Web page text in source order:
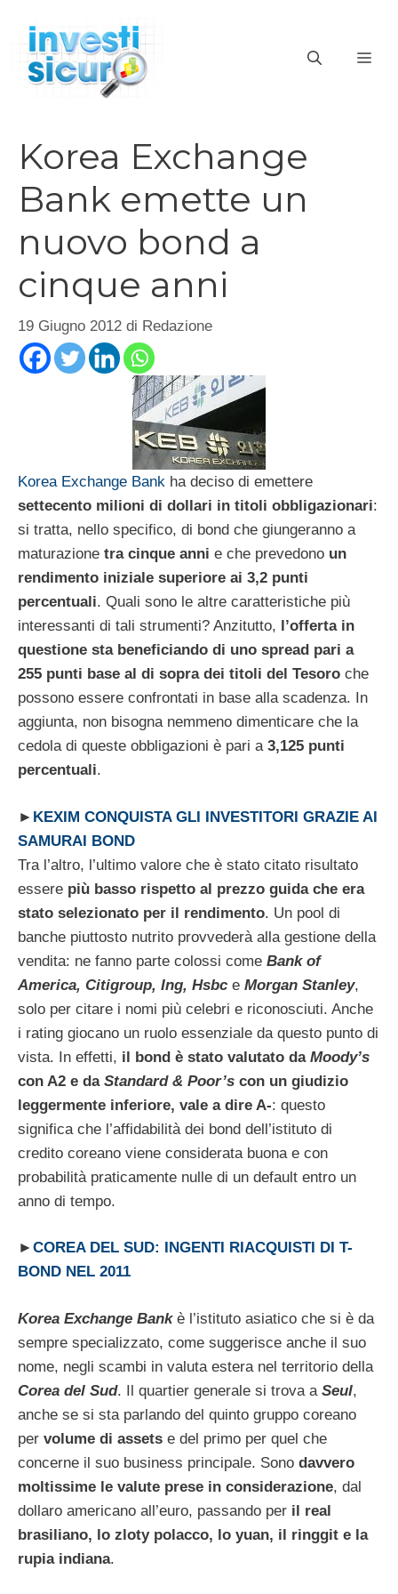
contenuto
Korea Exchange
Bank emette un
nuovo bond a
cinque anni
19 Giugno 2012 di Redazione
Korea Exchange Bank ha deciso di emettere
settecento milioni di dollari in titoli obbligazionari:
si tratta, nello specifico, di bond che giungeranno a
maturazione tra cinque anni e che prevedono un
rendimento iniziale superiore ai 3,2 punti
percentuali. Quali sono le altre caratteristiche più
interessanti di tali strumenti? Anzitutto,
l’offerta in
questione sta beneficiando di uno spread pari a
255 punti base al di sopra dei titoli del Tesoro che
possono essere confrontati in base alla scadenza. In
aggiunta, non bisogna nemmeno dimenticare che la
cedola di queste obbligazioni è pari a 3,125 punti
percentuali.
► KEXIM CONQUISTA GLI INVESTITORI GRAZIE AI
SAMURAI BOND
Tra l’altro, l’ultimo valore che è stato citato risultato
essere più basso rispetto al prezzo guida che era
stato selezionato per il rendimento. Un pool di
banche piuttosto nutrito provvederà alla gestione della
vendita: ne fanno parte colossi come Bank of
America, Citigroup, Ing, Hsbc e Morgan Stanley,
solo per citare i nomi più celebri e riconosciuti. Anche
i rating giocano un ruolo essenziale da questo punto di
vista. In effetti, il bond è stato valutato da Moody’s
con A2 e da Standard & Poor’s con un giudizio
leggermente inferiore, vale a dire A-: questo
significa che l’affidabilità dei bond dell’istituto di
credito coreano viene considerata buona e con
probabilità praticamente nulle di un default entro un
anno di tempo.
► COREA DEL SUD: INGENTI RIACQUISTI DI T-
BOND NEL 2011
Korea Exchange Bankè l’istituto asiatico che si è da
sempre specializzato, come suggerisce anche il suo
nome, negli scambi in valuta estera nel territorio della
Corea del Sud. Il quartier generale si trova a Seul,
anche se si sta parlando del quinto gruppo coreano
per volume di assets e del primo per quel che
concerne il suo business principale. Sono davvero
moltissime le valute prese in considerazione, dal
dollaro americano all’euro, passando per il real
brasiliano, lo zloty polacco, lo yuan, il ringgit e la
rupia indiana.